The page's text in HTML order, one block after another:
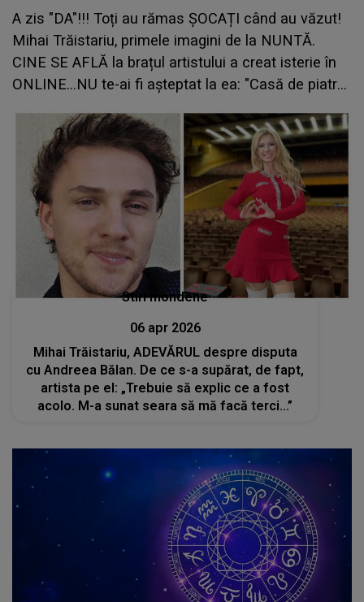
A zis "DA"!!! Toți au rămas ȘOCAȚI când au văzut!
Mihai Trăistariu, primele imagini de la NUNTĂ.
CINE SE AFLĂ la brațul artistului a creat isterie în
ONLINE...NU te-ai fi așteptat la ea: "Casă de piatră!
Stiri mondene
06 apr 2026
Mihai Trăistariu, ADEVĂRUL despre disputa
cu Andreea Bălan. De ce s-a supărat, de fapt,
artista pe el: „Trebuie să explic ce a fost
acolo. M-a sunat seara să mă facă terci...”